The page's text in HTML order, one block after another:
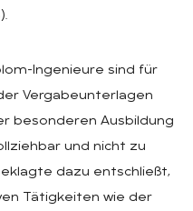
Ingenieure sind für
Vergabeunterlagen
besonderen Ausbildung
und nicht zu
dazu entschließt,
Tätigkeiten wie der